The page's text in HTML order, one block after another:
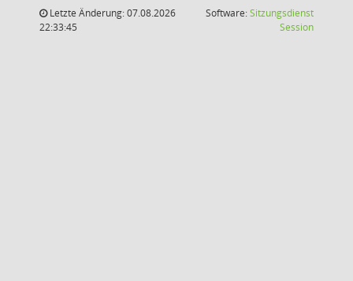
Letzte Änderung: 07.08.2026
22:33:45
Software:Sitzungsdienst
Session(Wird in